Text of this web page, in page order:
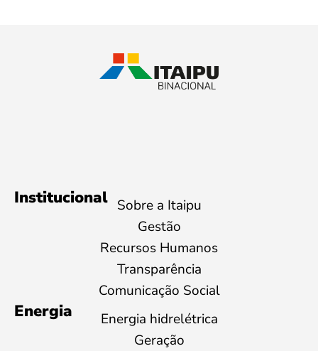
Institucional Sobre a Itaipu
Gestão
Recursos Humanos
Transparência
Comunicação Social
Energia
Energia hidrelétrica
Geração